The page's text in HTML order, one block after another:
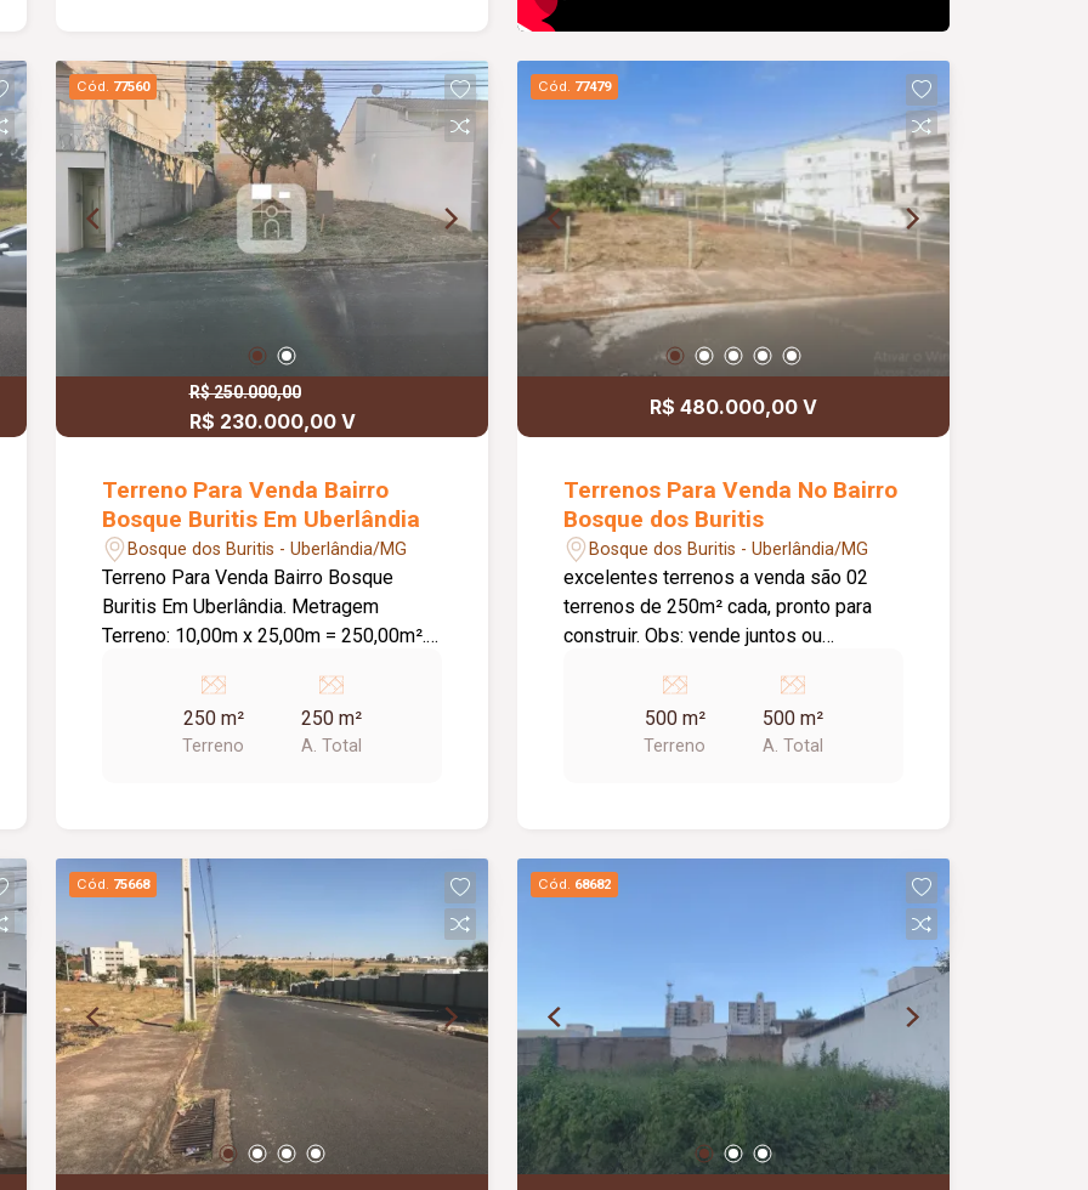
excelente opção para quem busca um
terreno bem localizado para morar ou
investir em uma das regiões que mais
crescem em Uberlândia!
Cód. 77560
R$ 250.000,00
R$ 230.000,00 V
Terreno Para Venda Bairro
Bosque Buritis Em Uberlândia
Bosque dos Buritis - Uberlândia/MG
Terreno Para Venda Bairro Bosque
Buritis Em Uberlândia. Metragem
Terreno: 10,00m x 25,00m = 250,00m².
250 m²
Terreno
250 m²
A. Total
Cód. 77479
R$ 480.000,00 V
Terrenos Para Venda No Bairro
Bosque dos Buritis
Bosque dos Buritis - Uberlândia/MG
excelentes terrenos a venda são 02
terrenos de 250m² cada, pronto para
construir. Obs: vende juntos ou
500 m²
Terreno
500 m²
A. Total
Cód. 75668 Cód. 68682